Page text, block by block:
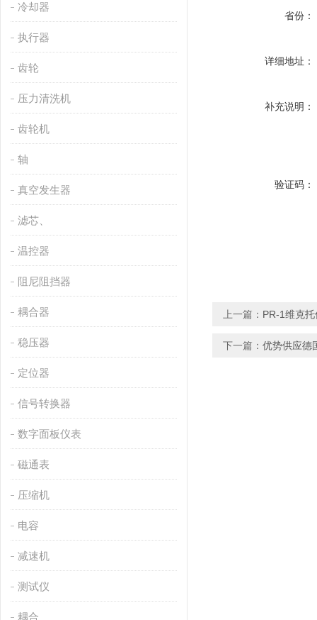
冷却器
执行器
齿轮
压力清洗机
齿轮机
轴
真空发生器
滤芯、
温控器
阻尼阻挡器
耦合器
稳压器
定位器
信号转换器
数字面板仪表
磁通表
压缩机
电容
减速机
测试仪
耦合
省份：
详细地址：
补充说明：
验证码：
上一篇： PR-1维克
下一篇： 优势供应德